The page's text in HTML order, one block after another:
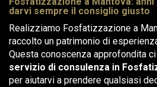
darvi sempre il consiglio giusto
Realizziamo Fosfatizzazione a
raccolto un patrimonio di
Questa conoscenza approfondita
servizio di consulenza in
per aiutarvi a prendere qualsiasi